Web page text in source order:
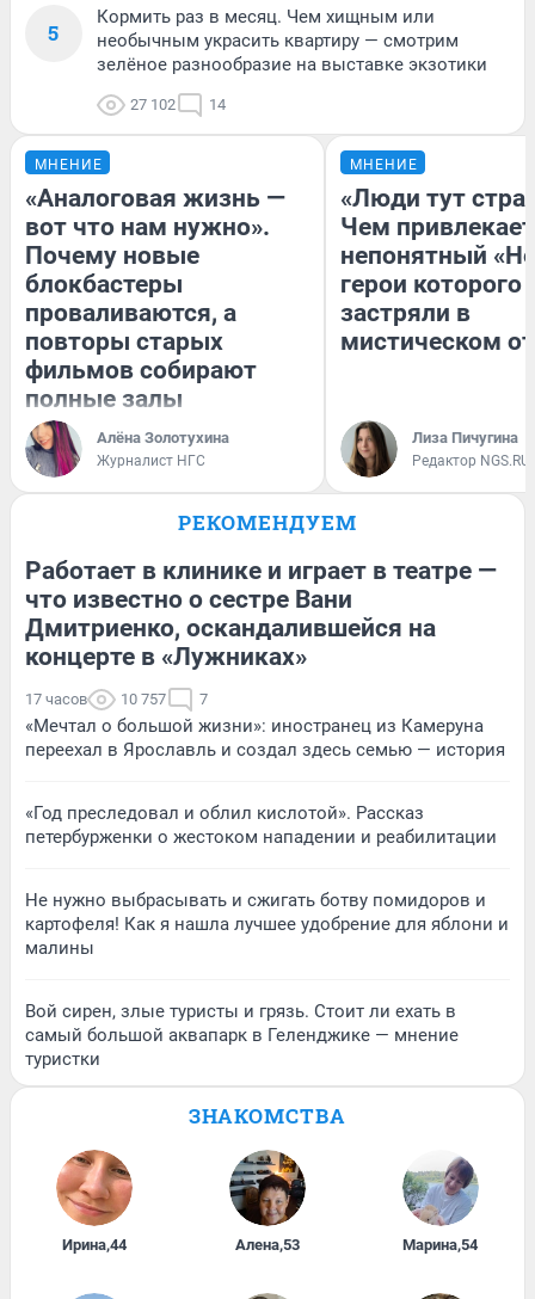
5
Кормить раз в месяц. Чем хищным или
необычным украсить квартиру — смотрим
зелёное разнообразие на выставке экзотики
27 102 14
МНЕНИЕ
«Аналоговая жизнь —
вот что нам нужно».
Почему новые
блокбастеры
проваливаются, а
повторы старых
фильмов собирают
полные залы
Алёна Золотухина
Журналист НГС
МНЕНИЕ
«Люди тут
Чем привлекает
непонятный
герои которого
застряли в
мистическом
Лиза Пичугина
Редактор NGS.RU
РЕКОМЕНДУЕМ
Работает в клинике и играет в театре —
что известно о сестре Вани
Дмитриенко, оскандалившейся на
концерте в «Лужниках»
17 часов 10 757 7
«Мечтал о большой жизни»: иностранец из Камеруна
переехал в Ярославль и создал здесь семью — история
«Год преследовал и облил кислотой». Рассказ
петербурженки о жестоком нападении и реабилитации
Не нужно выбрасывать и сжигать ботву помидоров и
картофеля! Как я нашла лучшее удобрение для яблони и
малины
Вой сирен, злые туристы и грязь. Стоит ли ехать в
самый большой аквапарк в Геленджике — мнение
туристки
ЗНАКОМСТВА
Ирина,44 Алена,53 Марина,54